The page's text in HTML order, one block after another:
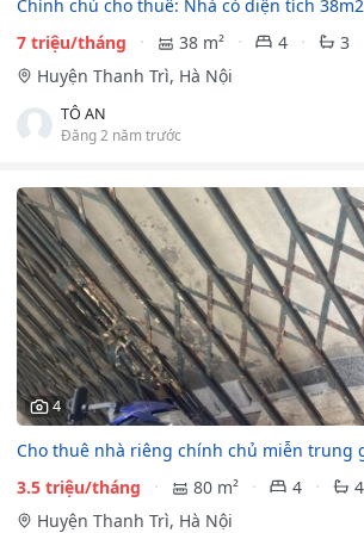
Chính chủ cho thuê: Nhà có diện tích
7 triệu/tháng
38 m² 4
3
Huyện Thanh Trì, Hà Nội
TÔ AN
Đăng 2 năm trước
4
Cho thuê nhà riêng chính chủ miễn trung
3.5 triệu/tháng
80 m² 4
4
Huyện Thanh Trì, Hà Nội